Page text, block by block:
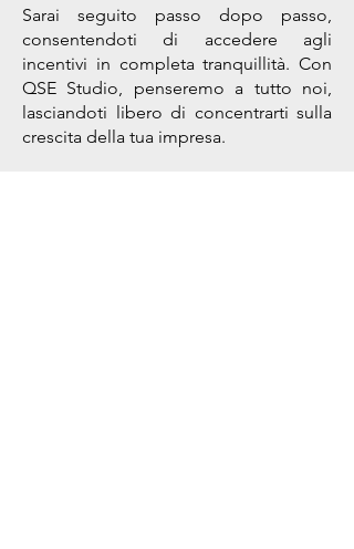
Sarai seguito passo dopo passo,
consentendoti di accedere agli
incentivi in completa tranquillità. Con
QSE Studio, penseremo a tutto noi,
lasciandoti libero di concentrarti sulla
crescita della tua impresa.